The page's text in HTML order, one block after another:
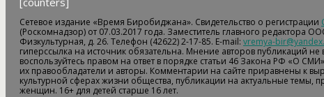
Сетевое издание «Время Биробиджана». Свидетельство о регистрации
(Роскомнадзор) от 07.03.2017 года. Заместитель главного редактора
Физкультурная, д. 26. Телефон (42622) 2-17-85. E-mail: vremya-
гиперссылка на источник обязательна. Мнение авторов публикаций
воспользуйтесь правом на ответ в порядке статьи 46 Закона РФ «О
их правообладатели и авторы. Комментарии на сайте приравнены к
культурной сферах жизни общества, публикации на актуальные темы,
женщин. 16+ для детей старше 16 лет.